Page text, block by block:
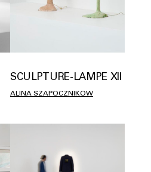
SCULPTURE-LAMPE XII
ALINA SZAPOCZNIKOW